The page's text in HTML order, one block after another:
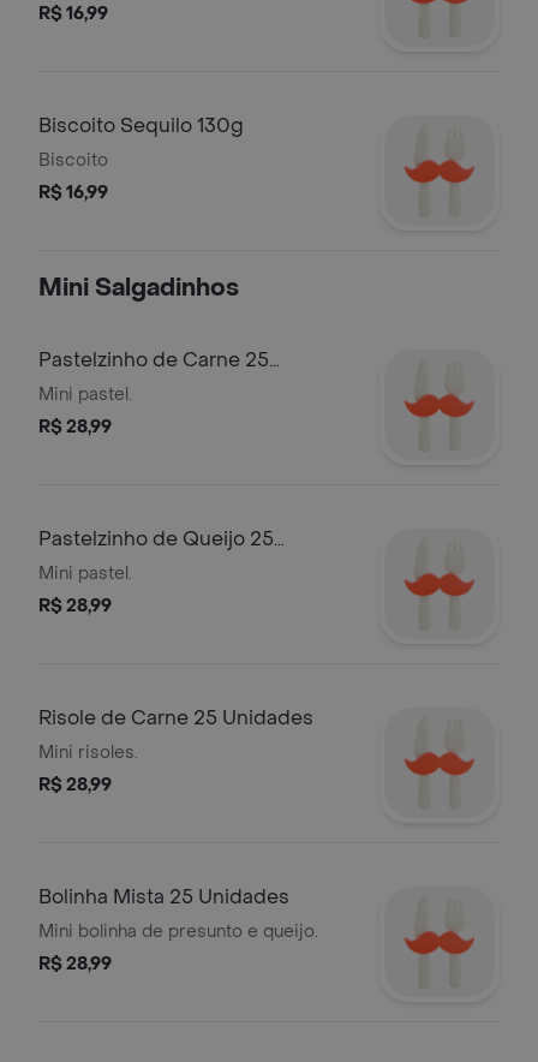
R$ 16,99
Biscoito Sequilo 130g
Biscoito
R$ 16,99
Mini Salgadinhos
Pastelzinho de Carne 25
Unidades
Mini pastel.
R$ 28,99
Pastelzinho de Queijo 25
Unidades
Mini pastel.
R$ 28,99
Risole de Carne 25 Unidades
Mini risoles.
R$ 28,99
Bolinha Mista 25 Unidades
Mini bolinha de presunto e queijo.
R$ 28,99